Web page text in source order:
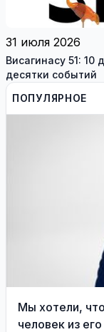
31 июля 2026
Висагинасу 51: 10
десятки событий
ПОПУЛЯРНОЕ
Мы хотели,
человек из